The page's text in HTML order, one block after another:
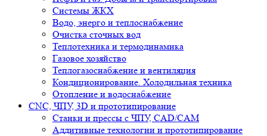
Системы ЖКХ
Водо, энерго и теплоснабжение
Очистка сточных вод
Теплотехника и термодинамика
Газовое хозяйство
Теплогазоснабжение и вентиляция
Кондиционирование. Холодильная техника
Отопление и водоснабжение
CNC, ЧПУ, 3D и прототипирование
Станки и прессы с ЧПУ, CAD/CAM
Аддитивные технологии и прототипирование